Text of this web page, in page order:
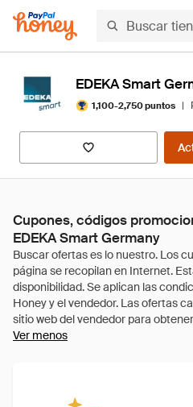
EDEKA Smart
1,100-2,750 puntos |
Cupones, códigos
EDEKA Smart Germany
Ver menos